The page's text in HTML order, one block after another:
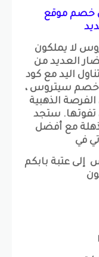
خصم موقع
لا يملكون
العديد من
اليد مع كود
خصم سيتروس ،
الذهبية
تفوتها. ستجد
مع أفضل
في
عتبة بابكم